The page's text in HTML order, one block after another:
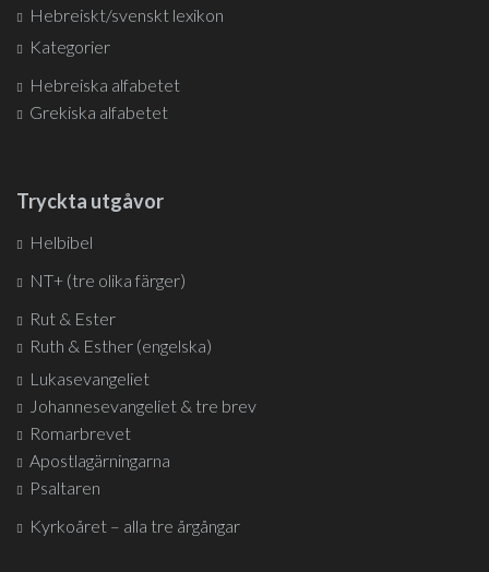
Hebreiskt/svenskt lexikon
Kategorier
Hebreiska alfabetet
Grekiska alfabetet
Tryckta utgåvor
Helbibel
NT+ (tre olika färger)
Rut & Ester
Ruth & Esther (engelska)
Lukasevangeliet
Johannesevangeliet & tre brev
Romarbrevet
Apostlagärningarna
Psaltaren
Kyrkoåret – alla tre årgångar